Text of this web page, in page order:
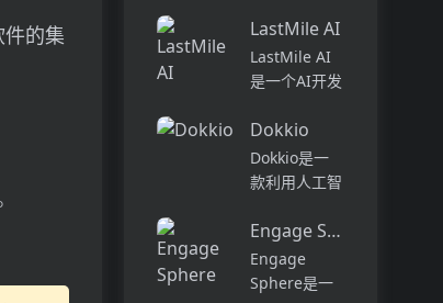
的集
大的、注重隐
私的AI功能，
能够在几秒钟
上下文信息。
它可以帮助全
球快速增长的
团队节省时
间，创造上
下...
LastMile AI
LastMile AI
是一个AI开发
程师而设计，
可以用于原型
开发和生成式
产。它提供了
一站式的多模
态AI模型访
问，包括语言
Dokkio
Dokkio是一
款利用人工智
文件协作的工
具。它能帮助
用户管理多个
Engage Sphere AI
Engage
Sphere是一